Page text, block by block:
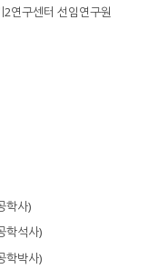
연구센터 선임연구원
학사)
학석사)
학박사)